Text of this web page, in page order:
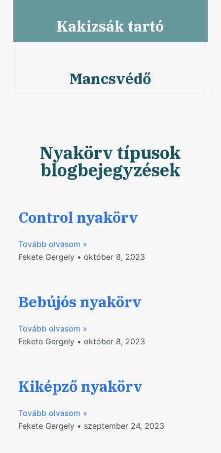
Kakizsák tartó
Mancsvédő
Nyakörv típusok
blogbejegyzések
Control nyakörv
Tovább olvasom »
Fekete Gergely
október 8, 2023
Bebújós nyakörv
Tovább olvasom »
Fekete Gergely
október 8, 2023
Kiképző nyakörv
Tovább olvasom »
Fekete Gergely
szeptember 24, 2023